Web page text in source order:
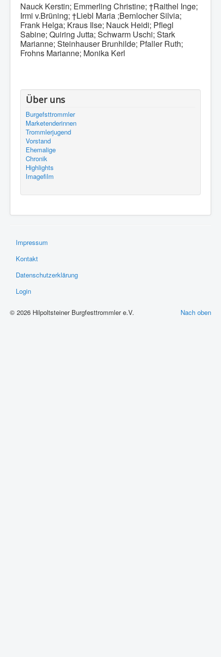
Nauck Kerstin; Emmerling Christine; †Raithel Inge;
Irmi v.Brüning; †Liebl Maria ;Bernlocher Silvia;
Frank Helga; Kraus Ilse; Nauck Heidi; Pflegl
Sabine; Quiring Jutta; Schwarm Uschi; Stark
Marianne; Steinhauser Brunhilde; Pfaller Ruth;
Frohns Marianne; Monika Kerl
Über uns
Burgefsttrommler
Marketenderinnen
Trommlerjugend
Vorstand
Ehemalige
Chronik
Highlights
Imagefilm
Impressum
Kontakt
Datenschutzerklärung
Login
Nach oben
© 2026 Hilpoltsteiner Burgfesttrommler e.V.